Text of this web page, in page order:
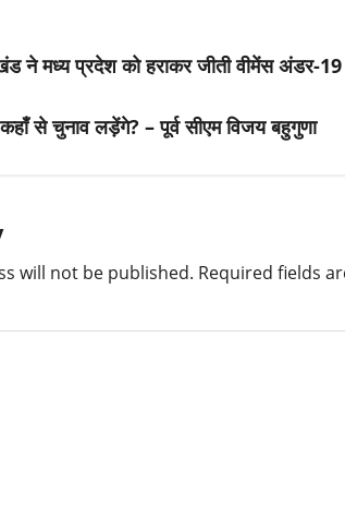
ने मध्य प्रदेश को हराकर जीती वीमेंस अंडर-
से चुनाव लड़ेंगे? – पूर्व सीएम विजय बहुगुणा
will not be published. Required fields